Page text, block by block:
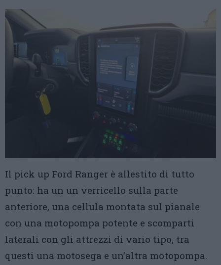
Il pick up Ford Ranger è allestito di tutto
punto: ha un un verricello sulla parte
anteriore, una cellula montata sul pianale
con una motopompa potente e scomparti
laterali con gli attrezzi di vario tipo, tra
questi una motosega e un’altra motopompa.